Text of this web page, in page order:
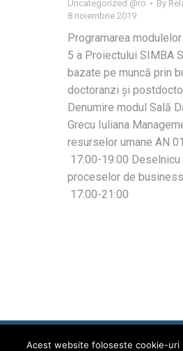
Uncategorized @ro By
8 noiembrie 2019
Programarea
5 a Proiectului SIMBA
bazate pe muncă prin
doctoranzi și
Denumire modul Sală
Grecu Iuliana
resurselor umane AN
17:00-19:00 Deselnicu
proceselor de
17:00-21:00
2026 © Universitatea
Acest website foloseste cookie-uri